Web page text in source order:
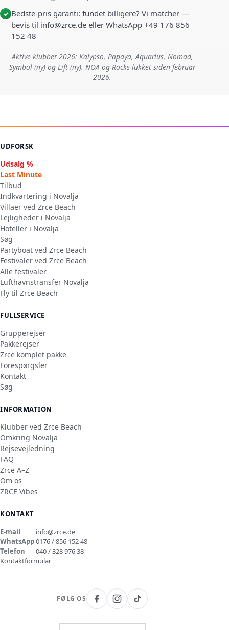
✓ Bedste-pris garanti: fundet billigere? Vi matcher —
bevis til info@zrce.de eller WhatsApp +49 176 856
152 48
Aktive klubber 2026: Kalypso, Papaya, Aquarius, Nomad,
Symbol (ny) og Lift (ny). NOA og Rocks lukket siden februar
2026.
UDFORSK
Udsalg %
Last Minute
Tilbud
Indkvartering i Novalja
Villaer ved Zrce Beach
Lejligheder i Novalja
Hoteller i Novalja
Søg
Partyboat ved Zrce Beach
Festivaler ved Zrce Beach
Alle festivaler
Lufthavnstransfer Novalja
Fly til Zrce Beach
FULLSERVICE
Grupperejser
Pakkerejser
Zrce komplet pakke
Forespørgsler
Kontakt
Søg
INFORMATION
Klubber ved Zrce Beach
Omkring Novalja
Rejsevejledning
FAQ
Zrce A–Z
Om os
ZRCE Vibes
KONTAKT
E-mail
info@zrce.de
WhatsApp0176 / 856 152 48
Telefon
040 / 328 976 38
Kontaktformular
FØLG OS